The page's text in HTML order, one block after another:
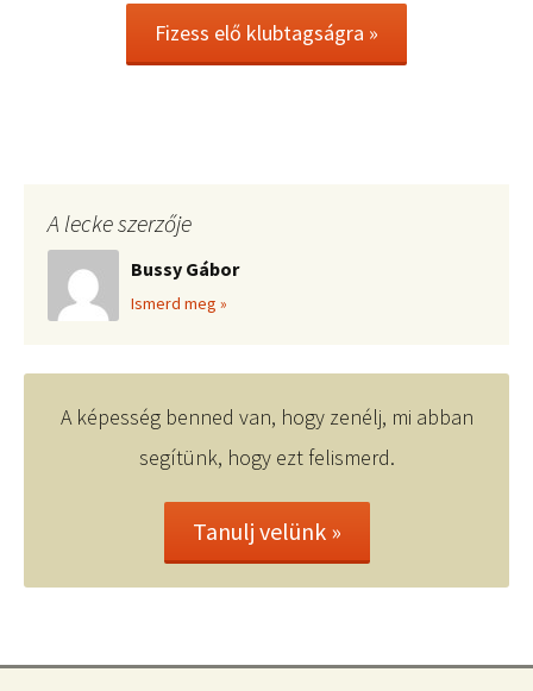
Fizess elő klubtagságra »
A lecke szerzője
Bussy Gábor
Ismerd meg »
A képesség benned van, hogy zenélj, mi abban
segítünk, hogy ezt felismerd.
Tanulj velünk »